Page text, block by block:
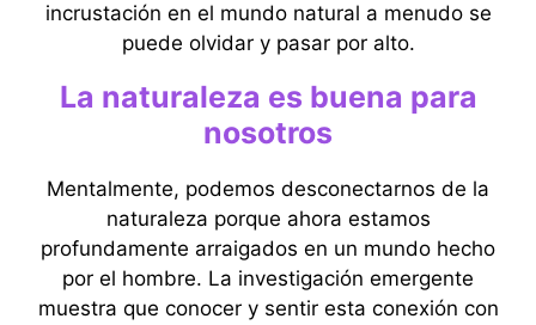
incrustación en el mundo natural a menudo se
puede olvidar y pasar por alto.
La naturaleza es buena para
nosotros
Mentalmente, podemos desconectarnos de la
naturaleza porque ahora estamos
profundamente arraigados en un mundo hecho
por el hombre. La investigación emergente
muestra que conocer y sentir esta conexión con